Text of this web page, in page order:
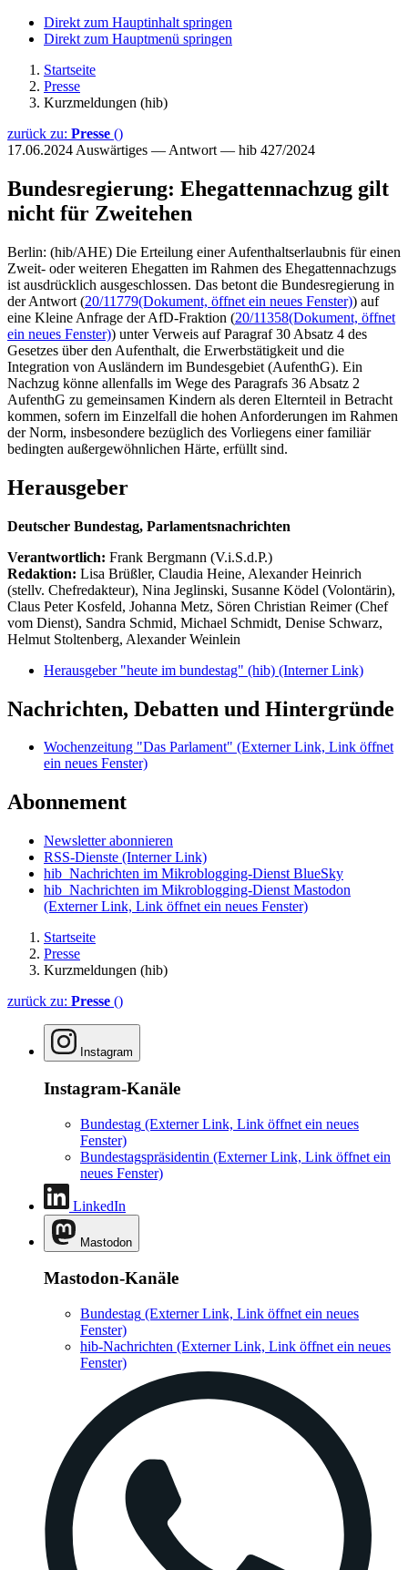
Direkt zum Hauptinhalt springen
Direkt zum Hauptmenü springen
Startseite
Presse
Kurzmeldungen (hib)
zurück zu: Presse ()
17.06.2024 Auswärtiges — Antwort — hib 427/2024
Bundesregierung: Ehegattennachzug gilt
nicht für Zweitehen
Berlin: (hib/AHE) Die Erteilung einer Aufenthaltserlaubnis für einen
Zweit- oder weiteren Ehegatten im Rahmen des Ehegattennachzugs
ist ausdrücklich ausgeschlossen. Das betont die Bundesregierung in
der Antwort (20/11779(Dokument, öffnet ein neues Fenster)) auf
eine Kleine Anfrage der AfD-Fraktion (20/11358(Dokument, öffnet
ein neues Fenster)) unter Verweis auf Paragraf 30 Absatz 4 des
Gesetzes über den Aufenthalt, die Erwerbstätigkeit und die
Integration von Ausländern im Bundesgebiet (AufenthG). Ein
Nachzug könne allenfalls im Wege des Paragrafs 36 Absatz 2
AufenthG zu gemeinsamen Kindern als deren Elternteil in Betracht
kommen, sofern im Einzelfall die hohen Anforderungen im Rahmen
der Norm, insbesondere bezüglich des Vorliegens einer familiär
bedingten außergewöhnlichen Härte, erfüllt sind.
Herausgeber
Deutscher Bundestag, Parlamentsnachrichten
Verantwortlich: Frank Bergmann (V.i.S.d.P.)
Redaktion: Lisa Brüßler, Claudia Heine, Alexander Heinrich
(stellv. Chefredakteur), Nina Jeglinski, Susanne Ködel (Volontärin),
Claus Peter Kosfeld, Johanna Metz, Sören Christian Reimer (Chef
vom Dienst), Sandra Schmid, Michael Schmidt, Denise Schwarz,
Helmut Stoltenberg, Alexander Weinlein
Herausgeber "heute im bundestag" (hib) (Interner Link)
Nachrichten, Debatten und Hintergründe
Wochenzeitung "Das Parlament" (Externer Link, Link öffnet
ein neues Fenster)
Abonnement
Newsletter abonnieren
RSS-Dienste (Interner Link)
hib_Nachrichten im Mikroblogging-Dienst BlueSky
hib_Nachrichten im Mikroblogging-Dienst Mastodon
(Externer Link, Link öffnet ein neues Fenster)
Startseite
Presse
Kurzmeldungen (hib)
zurück zu: Presse ()
Instagram
Instagram-Kanäle
Bundestag (Externer Link, Link öffnet ein neues
Fenster)
Bundestagspräsidentin (Externer Link, Link öffnet ein
neues Fenster)
LinkedIn
Mastodon
Mastodon-Kanäle
Bundestag (Externer Link, Link öffnet ein neues
Fenster)
hib-Nachrichten (Externer Link, Link öffnet ein neues
Fenster)